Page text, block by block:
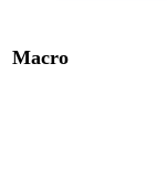
Macro